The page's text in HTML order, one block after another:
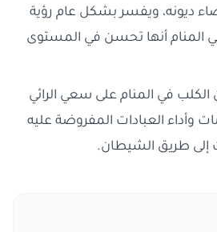
ديونه، ويفسر بشكل عام رؤية
المنام أنها تحسن في المستوى
في المنام على سعي الرائي
وأداء العبادات المفروضة عليه
إلى طريق الشيطان.